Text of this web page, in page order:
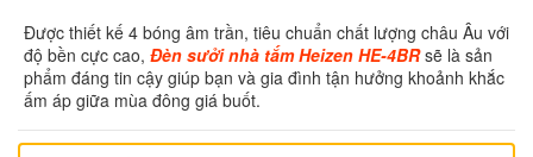
Được thiết kế 4 bóng âm trần, tiêu chuẩn chất lượng châu Âu với
độ bền cực cao, Đèn sưởi nhà tắm Heizen HE-4BRsẽ là sản
phẩm đáng tin cậy giúp bạn và gia đình tận hưởng khoảnh khắc
ấm áp giữa mùa đông giá buốt.